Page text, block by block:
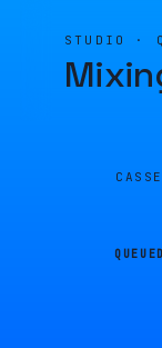
STUDIO ·
QUEUED